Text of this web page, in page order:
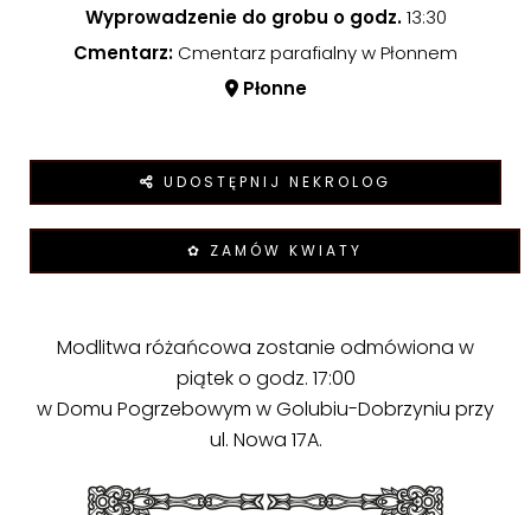
Wyprowadzenie do grobu o godz.13:30
Cmentarz: Cmentarz parafialny w Płonnem
Płonne
UDOSTĘPNIJ NEKROLOG
✿ ZAMÓW KWIATY
Modlitwa różańcowa zostanie odmówiona w
piątek o godz. 17:00
w Domu Pogrzebowym w Golubiu-Dobrzyniu przy
ul. Nowa 17A.